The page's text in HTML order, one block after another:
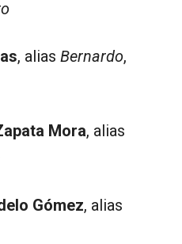
, alias Bernardo,
Mora, alias
Gómez, alias